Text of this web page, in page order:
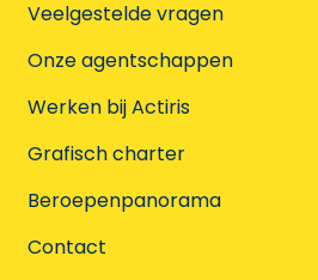
Veelgestelde vragen
Onze agentschappen
Werken bij Actiris
Grafisch charter
Beroepenpanorama
Contact